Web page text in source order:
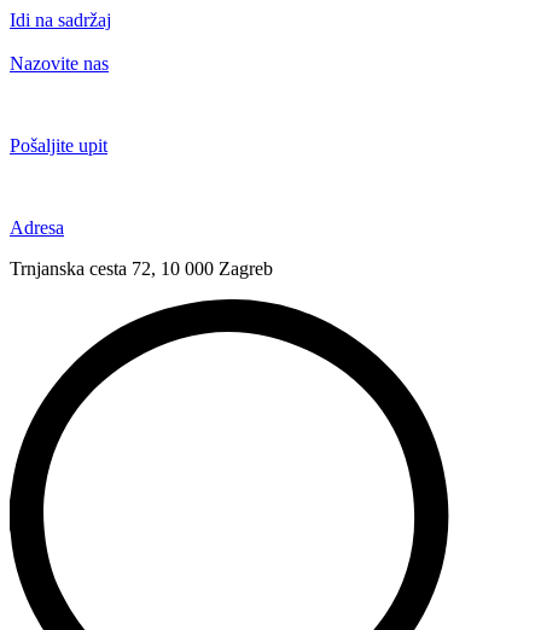
Idi na sadržaj
Nazovite nas
Pošaljite upit
Adresa
Trnjanska cesta 72, 10 000 Zagreb